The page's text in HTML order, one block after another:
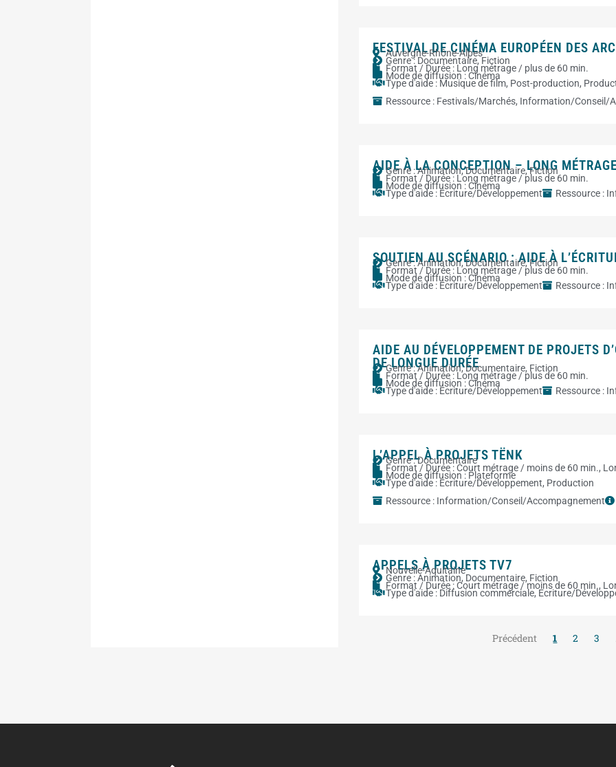
FESTIVAL DE CINÉMA EUROPÉEN DES
Auvergne-Rhône-Alpes
Genre : Documentaire, Fiction
Format / Durée : Long métrage / plus de 60 min.
Mode de diffusion :Cinéma
Type d'aide : Musique de film, Post-production,
Ressource : Festivals/Marchés, Information/Conseil/
AIDE À LA CONCEPTION – LONG MÉTRAGE
Genre :Animation,Documentaire,Fiction
Format / Durée : Long métrage / plus de 60 min.
Mode de diffusion :Cinéma
Type d'aide : Ecriture/Développement Ressource :
SOUTIEN AU SCÉNARIO : AIDE À
Genre :Animation,Documentaire,Fiction
Format / Durée : Long métrage / plus de 60 min.
Mode de diffusion :Cinéma
Type d'aide : Ecriture/Développement Ressource :
AIDE AU DÉVELOPPEMENT DE PROJETS
DE LONGUE DURÉE
Genre :Animation,Documentaire, Fiction
Format / Durée : Long métrage / plus de 60 min.
Mode de diffusion :Cinéma
Type d'aide : Ecriture/Développement Ressource :
L’APPEL À PROJETS TËNK
Genre :Documentaire
Format / Durée :Court métrage / moins de 60 min.,
Mode de diffusion : Plateforme
Type d'aide : Ecriture/Développement, Production
Ressource : Information/Conseil/Accompagnement
APPELS À PROJETS TV7
Nouvelle-Aquitaine
Genre :Animation, Documentaire, Fiction
Format / Durée :Court métrage / moins de 60 min.,
Type d'aide : Diffusion commerciale, Ecriture/
Précédent 1 2 3